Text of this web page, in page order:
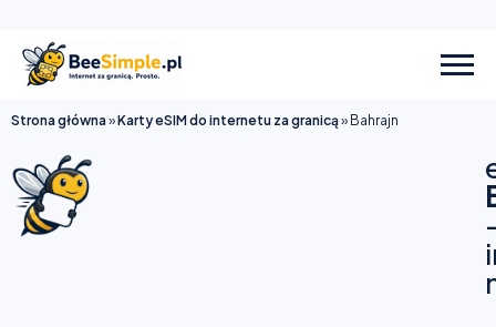
Strona główna»Karty eSIM do internetu za granicą» Bahrajn